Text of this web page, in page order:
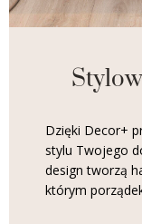
Dzięki Decor+
stylu Twojego
design tworzą
którym